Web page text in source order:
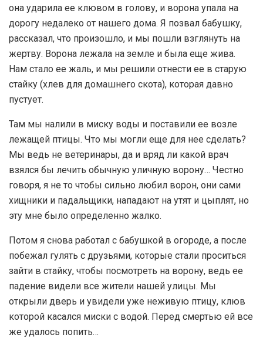
она ударила ее клювом в голову, и ворона упала на
дорогу недалеко от нашего дома. Я позвал бабушку,
рассказал, что произошло, и мы пошли взглянуть на
жертву. Ворона лежала на земле и была еще жива.
Нам стало ее жаль, и мы решили отнести ее в старую
стайку (хлев для домашнего скота), которая давно
пустует.
Там мы налили в миску воды и поставили ее возле
лежащей птицы. Что мы могли еще для нее сделать?
Мы ведь не ветеринары, да и вряд ли какой врач
взялся бы лечить обычную уличную ворону… Честно
говоря, я не то чтобы сильно любил ворон, они сами
хищники и падальщики, нападают на утят и цыплят, но
эту мне было определенно жалко.
Потом я снова работал с бабушкой в огороде, а после
побежал гулять с друзьями, которые стали проситься
зайти в стайку, чтобы посмотреть на ворону, ведь ее
падение видели все жители нашей улицы. Мы
открыли дверь и увидели уже неживую птицу, клюв
которой касался миски с водой. Перед смертью ей все
же удалось попить…